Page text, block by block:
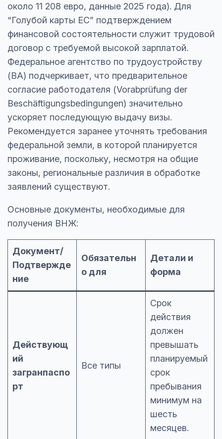
около 11 208 евро, данные 2025 года). Для
“Голубой карты ЕС” подтверждением
финансовой состоятельности служит трудовой
договор с требуемой высокой зарплатой.
Федеральное агентство по трудоустройству
(BA) подчеркивает, что предварительное
согласие работодателя (Vorabprüfung der
Beschäftigungsbedingungen) значительно
ускоряет последующую выдачу визы.
Рекомендуется заранее уточнять требования
федеральной земли, в которой планируется
проживание, поскольку, несмотря на общие
законы, региональные различия в обработке
заявлений существуют.
Основные документы, необходимые для
получения ВНЖ:
Документ/
Подтвержде
ние
Обязательн
о для
Детали и
форма
Действующ
ий
загранпаспо
рт
Все типы
Срок
действия
должен
превышать
планируемый
срок
пребывания
минимум на
шесть
месяцев.